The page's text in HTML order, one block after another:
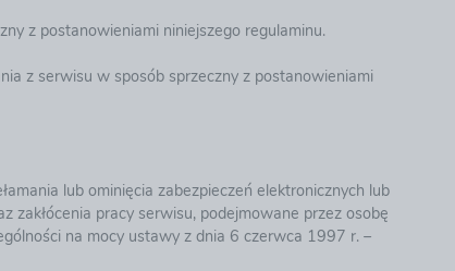
z postanowieniami niniejszego regulaminu.
z serwisu w sposób sprzeczny z postanowieniami
lub ominięcia zabezpieczeń elektronicznych lub
zakłócenia pracy serwisu, podejmowane przez osobę
na mocy ustawy z dnia 6 czerwca 1997 r. –